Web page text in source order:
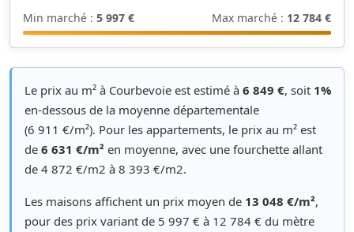
Min marché : 5 997 € Max marché : 12 784 €
Le prix au m² à Courbevoie est estimé à 6 849 €, soit 1%
en-dessous de la moyenne départementale
(6 911 €/m²). Pour les appartements, le prix au m² est
de 6 631 €/m² en moyenne, avec une fourchette allant
de 4 872 €/m2 à 8 393 €/m2.
Les maisons affichent un prix moyen de 13 048 €/m²,
pour des prix variant de 5 997 € à 12 784 € du mètre